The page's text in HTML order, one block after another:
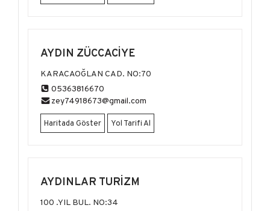
AYDIN ZÜCCACİYE
KARACAOĞLAN CAD. NO:70
05363816670
zey74918673@gmail.com
Haritada Göster Yol Tarifi Al
AYDINLAR TURİZM
100 .YIL BUL. NO:34